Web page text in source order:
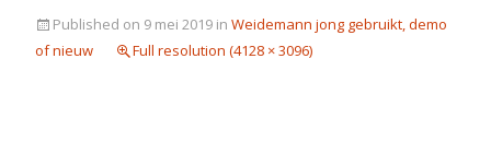
Published on 9 mei 2019 in Weidemann jong gebruikt, demo
of nieuw
Full resolution (4128 × 3096)